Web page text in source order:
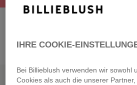
SALE SALE
IHRE COOKIE-
Bei Billieblush verwenden wir sowohl
Cookies als auch die unserer